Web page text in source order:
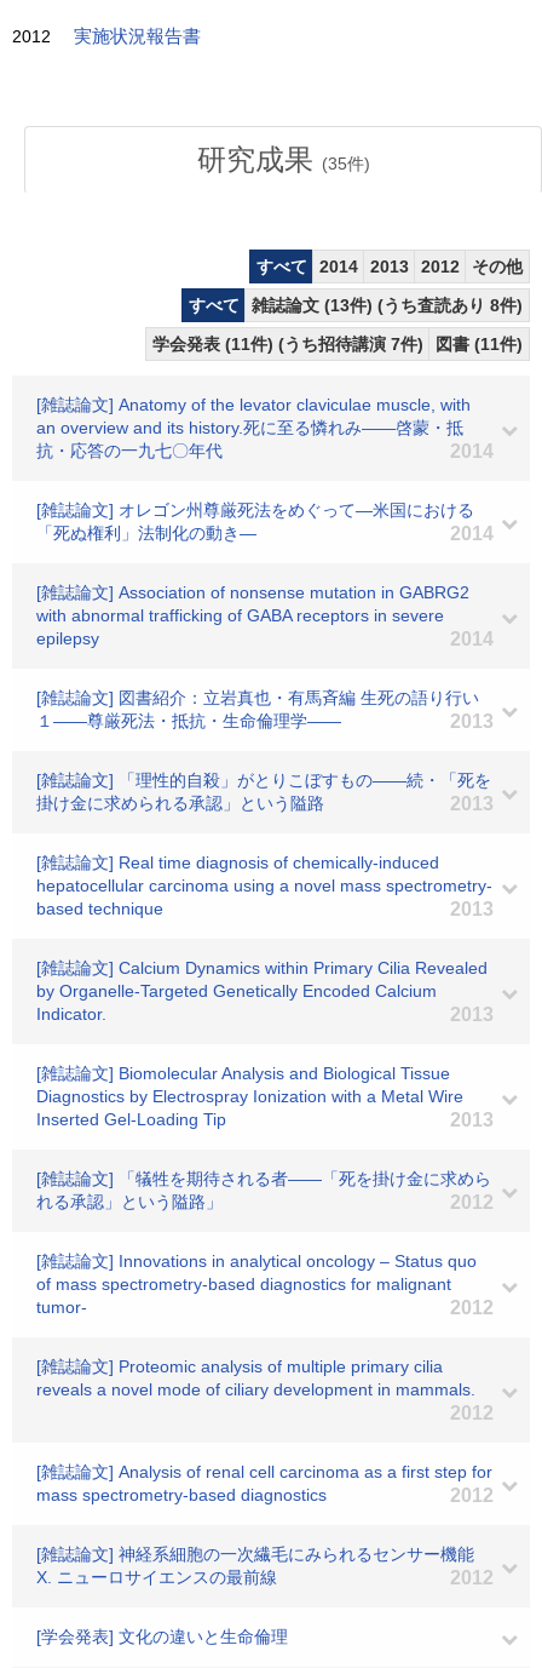
2012 実施状況報告書
研究成果 (35件)
すべて 2014 2013 2012
その他
すべて
雑誌論文 (13件) (うち査読あり 8件)
学会発表 (11件) (うち招待講演 7件)
図書 (11件)
[雑誌論文] Anatomy of the levator claviculae muscle, with
an overview and its history.死に至る憐れみ――啓蒙・抵
抗・応答の一九七〇年代
2014
[雑誌論文] オレゴン州尊厳死法をめぐって―米国における
「死ぬ権利」法制化の動き―
2014
[雑誌論文] Association of nonsense mutation in GABRG2
with abnormal trafficking of GABA receptors in severe
epilepsy
2014
[雑誌論文] 図書紹介：立岩真也・有馬斉編 生死の語り行い
１――尊厳死法・抵抗・生命倫理学――
2013
[雑誌論文] 「理性的自殺」がとりこぼすもの――続・「死を
掛け金に求められる承認」という隘路
2013
[雑誌論文] Real time diagnosis of chemically-induced
hepatocellular carcinoma using a novel mass spectrometry-
based technique
2013
[雑誌論文] Calcium Dynamics within Primary Cilia Revealed
by Organelle-Targeted Genetically Encoded Calcium
Indicator.
2013
[雑誌論文] Biomolecular Analysis and Biological Tissue
Diagnostics by Electrospray Ionization with a Metal Wire
Inserted Gel-Loading Tip
2013
[雑誌論文] 「犠牲を期待される者――「死を掛け金に求めら
れる承認」という隘路」
2012
[雑誌論文] Innovations in analytical oncology – Status quo
of mass spectrometry-based diagnostics for malignant
tumor-
2012
[雑誌論文] Proteomic analysis of multiple primary cilia
reveals a novel mode of ciliary development in mammals.
2012
[雑誌論文] Analysis of renal cell carcinoma as a first step for
mass spectrometry-based diagnostics
2012
[雑誌論文] 神経系細胞の一次繊毛にみられるセンサー機能
X. ニューロサイエンスの最前線
2012
[学会発表] 文化の違いと生命倫理